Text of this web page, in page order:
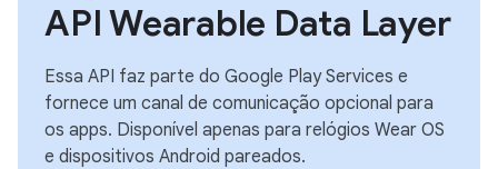
API Wearable Data Layer
Essa API faz parte do Google Play Services e
fornece um canal de comunicação opcional para
os apps. Disponível apenas para relógios Wear OS
e dispositivos Android pareados.